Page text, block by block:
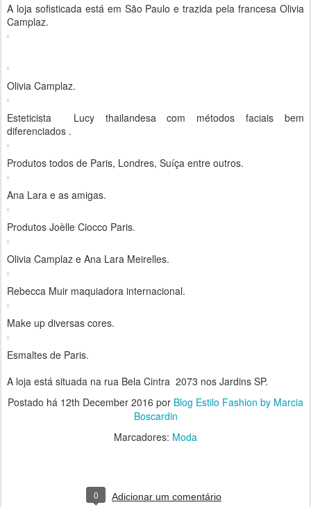
A loja sofisticada está em São Paulo e trazida pela francesa Olivia
Camplaz.
Olivia Camplaz.
Esteticista Lucy thailandesa com métodos faciais bem
diferenciados .
Produtos todos de Paris, Londres, Suíça entre outros.
Ana Lara e as amigas.
Produtos Joèlle Ciocco Paris.
Olivia Camplaz e Ana Lara Meirelles.
Rebecca Muir maquiadora internacional.
Make up diversas cores.
Esmaltes de Paris.
A loja está situada na rua Bela Cintra 2073 nos Jardins SP.
Postado há 12th December 2016 por Blog Estilo Fashion by Marcia
Boscardin
Marcadores: Moda
0 Adicionar um comentário